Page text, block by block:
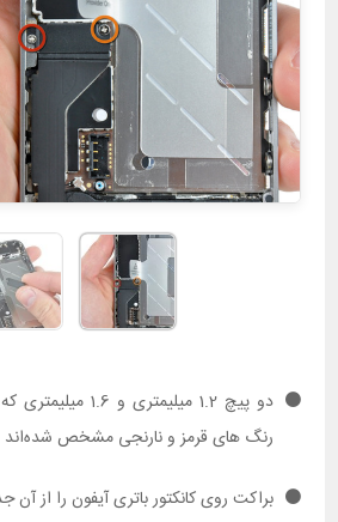
دو پیچ 1.2
رنگ های قرمز و نارنجی مشخص شده‌اند
براکت روی کانکتور باتری آیفون را از آن